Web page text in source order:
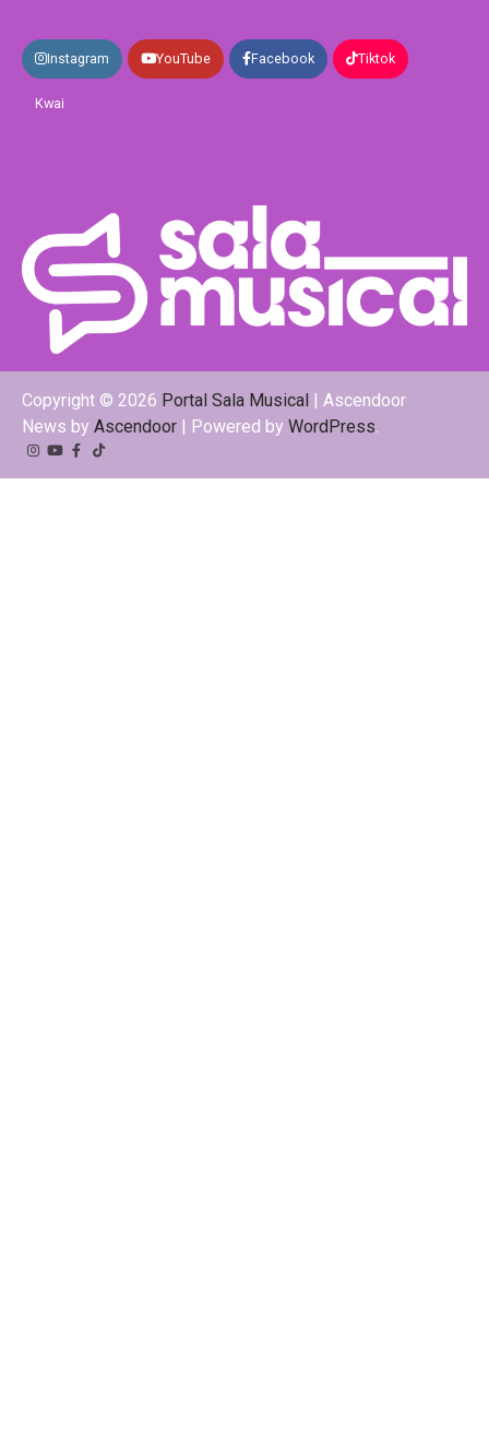
Instagram YouTube Facebook Tiktok
Kwai
Copyright © 2026 Portal Sala Musical | Ascendoor
News by Ascendoor | Powered by WordPress.
Instagram
YouTube
Facebook
Tiktok